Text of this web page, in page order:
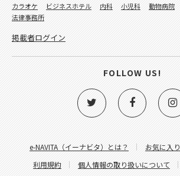
e-NAVITA（イーナビタ）とは？ お気に入り
利用規約
個人情報の取り扱いについて
カラオケ
ビジネスホテル 内科 小児科 動物病院
法律事務所
掲載者ログイン
FOLLOW US!